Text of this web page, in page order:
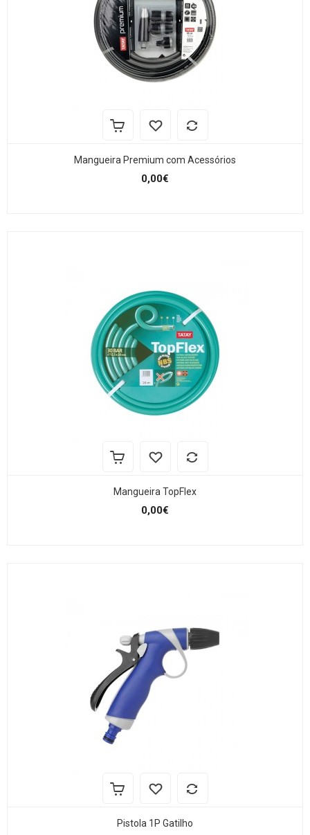
Mangueira Premium com Acessórios
0,00€
Mangueira TopFlex
0,00€
Pistola 1P Gatilho